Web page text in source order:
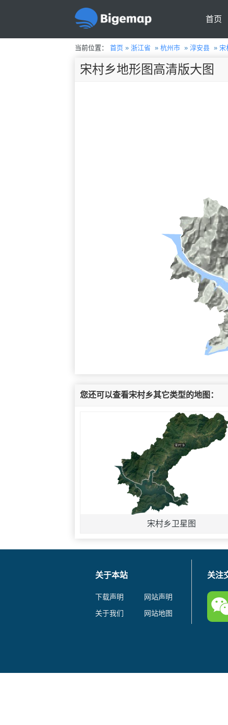
首页
当前位置： 首页» 浙江省 » 杭州市» 淳安县» 宋
宋村乡地形图高清版大图
您还可以查看宋村乡其它类型的地图：
宋村乡卫星图
关于本站
下载声明
网站声明
关于我们
网站地图
关注